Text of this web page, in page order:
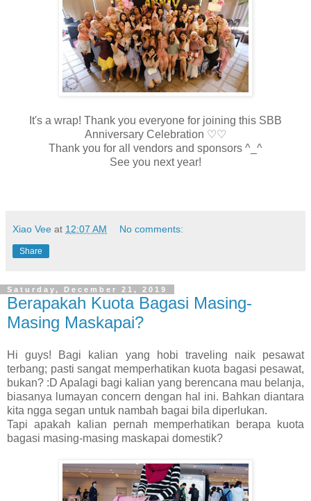
It's a wrap! Thank you everyone for joining this SBB
Anniversary Celebration ♡♡
Thank you for all vendors and sponsors ^_^
See you next year!
Xiao Vee at 12:07 AM No comments:
Share
Saturday, December 21, 2019
Berapakah Kuota Bagasi Masing-
Masing Maskapai?
Hi guys! Bagi kalian yang hobi traveling naik pesawat
terbang; pasti sangat memperhatikan kuota bagasi pesawat,
bukan? :D Apalagi bagi kalian yang berencana mau belanja,
biasanya lumayan concern dengan hal ini. Bahkan diantara
kita ngga segan untuk nambah bagai bila diperlukan.
Tapi apakah kalian pernah memperhatikan berapa kuota
bagasi masing-masing maskapai domestik?